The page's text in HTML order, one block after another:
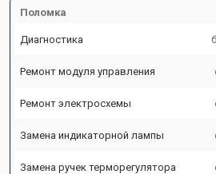
Поломка
Диагностика
Ремонт модуля управления
Ремонт электросхемы
Замена индикаторной лампы
Замена ручек терморегулятора